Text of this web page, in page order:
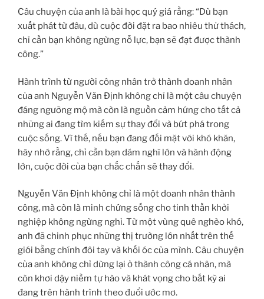
Câu chuyện của anh là bài học quý giá rằng: “Dù bạn
xuất phát từ đâu, dù cuộc đời đặt ra bao nhiêu thử thách,
chỉ cần bạn không ngừng nỗ lực, bạn sẽ đạt được thành
công.”
Hành trình từ người công nhân trở thành doanh nhân
của anh Nguyễn Văn Định không chỉ là một câu chuyện
đáng ngưỡng mộ mà còn là nguồn cảm hứng cho tất cả
những ai đang tìm kiếm sự thay đổi và bứt phá trong
cuộc sống. Vì thế, nếu bạn đang đối mặt với khó khăn,
hãy nhớ rằng, chỉ cần bạn dám nghĩ lớn và hành động
lớn, cuộc đời của bạn chắc chắn sẽ thay đổi.
Nguyễn Văn Định không chỉ là một doanh nhân thành
công, mà còn là minh chứng sống cho tinh thần khởi
nghiệp không ngừng nghỉ. Từ một vùng quê nghèo khó,
anh đã chinh phục những thị trường lớn nhất trên thế
giới bằng chính đôi tay và khối óc của mình. Câu chuyện
của anh không chỉ dừng lại ở thành công cá nhân, mà
còn khơi dậy niềm tự hào và khát vọng cho bất kỳ ai
đang trên hành trình theo đuổi ước mơ.